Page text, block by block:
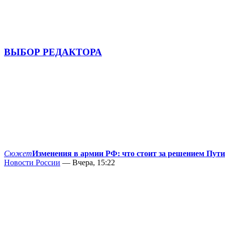
ВЫБОР РЕДАКТОРА
СюжетИзменения в армии РФ: что стоит за решением
Новости России — Вчера, 15:22